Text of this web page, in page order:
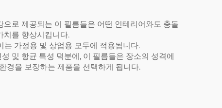
로 제공되는 이 필름들은 어떤 인테리어와도 충돌
치를 향상시킵니다.
가정용 및 상업용 모두에 적용됩니다.
및 항균 특성 덕분에, 이 필름들은 장소의 성격에
경을 보장하는 제품을 선택하게 됩니다.